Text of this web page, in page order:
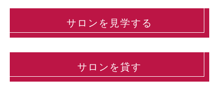
サロンを見学する
サロンを貸す